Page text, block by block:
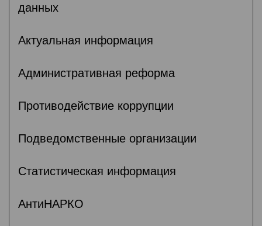
данных
Актуальная информация
Административная реформа
Противодействие коррупции
Подведомственные организации
Статистическая информация
АнтиНАРКО